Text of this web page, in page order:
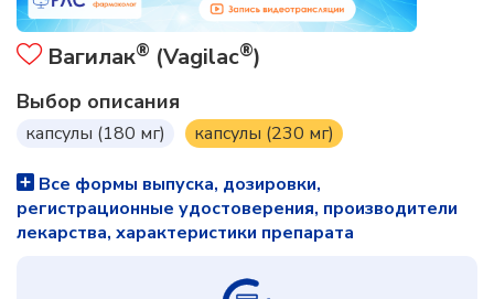
Вагилак® (Vagilac®)
Выбор описания
капсулы (180 мг) капсулы (230 мг)
Все формы выпуска, дозировки,
регистрационные удостоверения, производители
лекарства, характеристики препарата